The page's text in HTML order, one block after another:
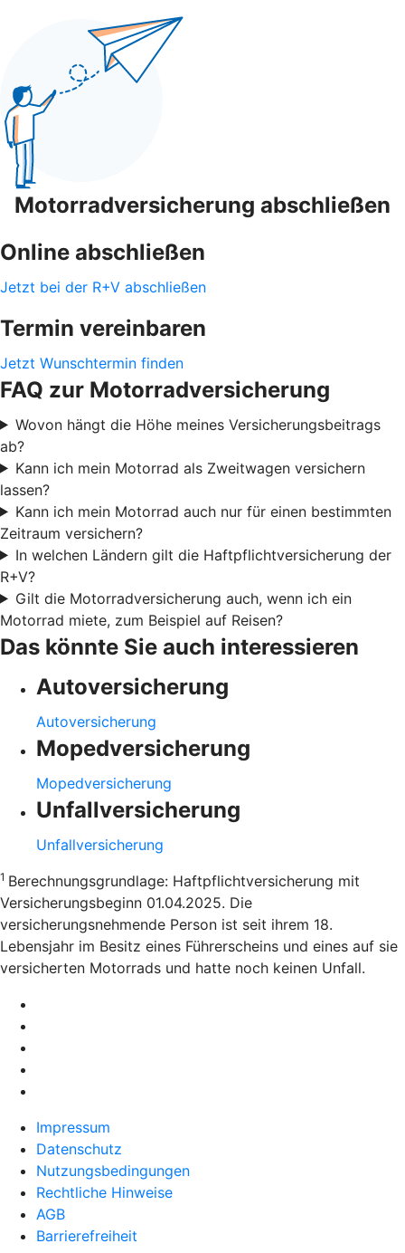
Motorradversicherung abschließen
Online abschließen
Jetzt bei der R+V abschließen
Termin vereinbaren
Jetzt Wunschtermin finden
FAQ zur Motorradversicherung
Wovon hängt die Höhe meines Versicherungsbeitrags
ab?
Kann ich mein Motorrad als Zweitwagen versichern
lassen?
Kann ich mein Motorrad auch nur für einen bestimmten
Zeitraum versichern?
In welchen Ländern gilt die Haftpflichtversicherung der
R+V?
Gilt die Motorradversicherung auch, wenn ich ein
Motorrad miete, zum Beispiel auf Reisen?
Das könnte Sie auch interessieren
Autoversicherung
Autoversicherung
Mopedversicherung
Mopedversicherung
Unfallversicherung
Unfallversicherung
1 Berechnungsgrundlage: Haftpflichtversicherung mit
Versicherungsbeginn 01.04.2025. Die
versicherungsnehmende Person ist seit ihrem 18.
Lebensjahr im Besitz eines Führerscheins und eines auf sie
versicherten Motorrads und hatte noch keinen Unfall.
Impressum
Datenschutz
Nutzungsbedingungen
Rechtliche Hinweise
AGB
Barrierefreiheit